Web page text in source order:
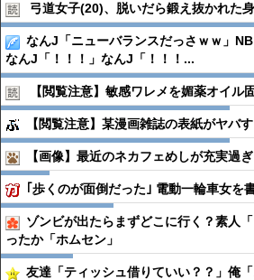
弓道女子(20)、脱いだら鍛え抜かれた
なんJ「ニューバランスだっさｗｗ」
なんJ「！！！」なんJ「！！！...
【閲覧注意】敏感ワレメを媚薬オイル
【閲覧注意】某漫画雑誌の表紙がヤバ
【画像】最近のネカフェめしが充実過
｢歩くのが面倒だった｣ 電動一輪車女を
ゾンビが出たらまずどこに行く？素人
ったか「ホムセン」
友達「ティッシュ借りていい？？」俺